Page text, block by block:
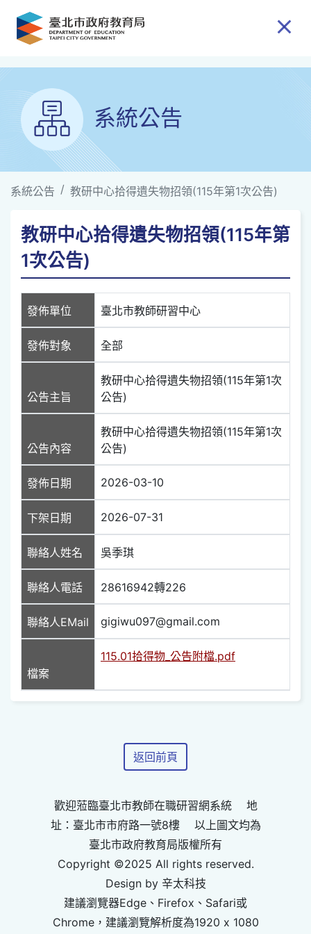
跳到主要內容
系統公告
系統公告 教研中心拾得遺失物招領(115年第1次公告)
教研中心拾得遺失物招領(115年第
1次公告)
發佈單位 臺北市教師研習中心
發佈對象 全部
公告主旨
教研中心拾得遺失物招領(115年第1次
公告)
公告內容
教研中心拾得遺失物招領(115年第1次
公告)
發佈日期 2026-03-10
下架日期 2026-07-31
聯絡人姓名 吳季琪
聯絡人電話 28616942轉226
聯絡人EMail gigiwu097@gmail.com
檔案
115.01拾得物_公告附檔.pdf
返回前頁
歡迎蒞臨臺北市教師在職研習網系統 地
址：臺北市市府路一號8樓 以上圖文均為
臺北市政府教育局版權所有
Copyright ©2025 All rights reserved.
Design by 辛太科技
建議瀏覽器Edge、Firefox、Safari或
Chrome，建議瀏覽解析度為1920 x 1080